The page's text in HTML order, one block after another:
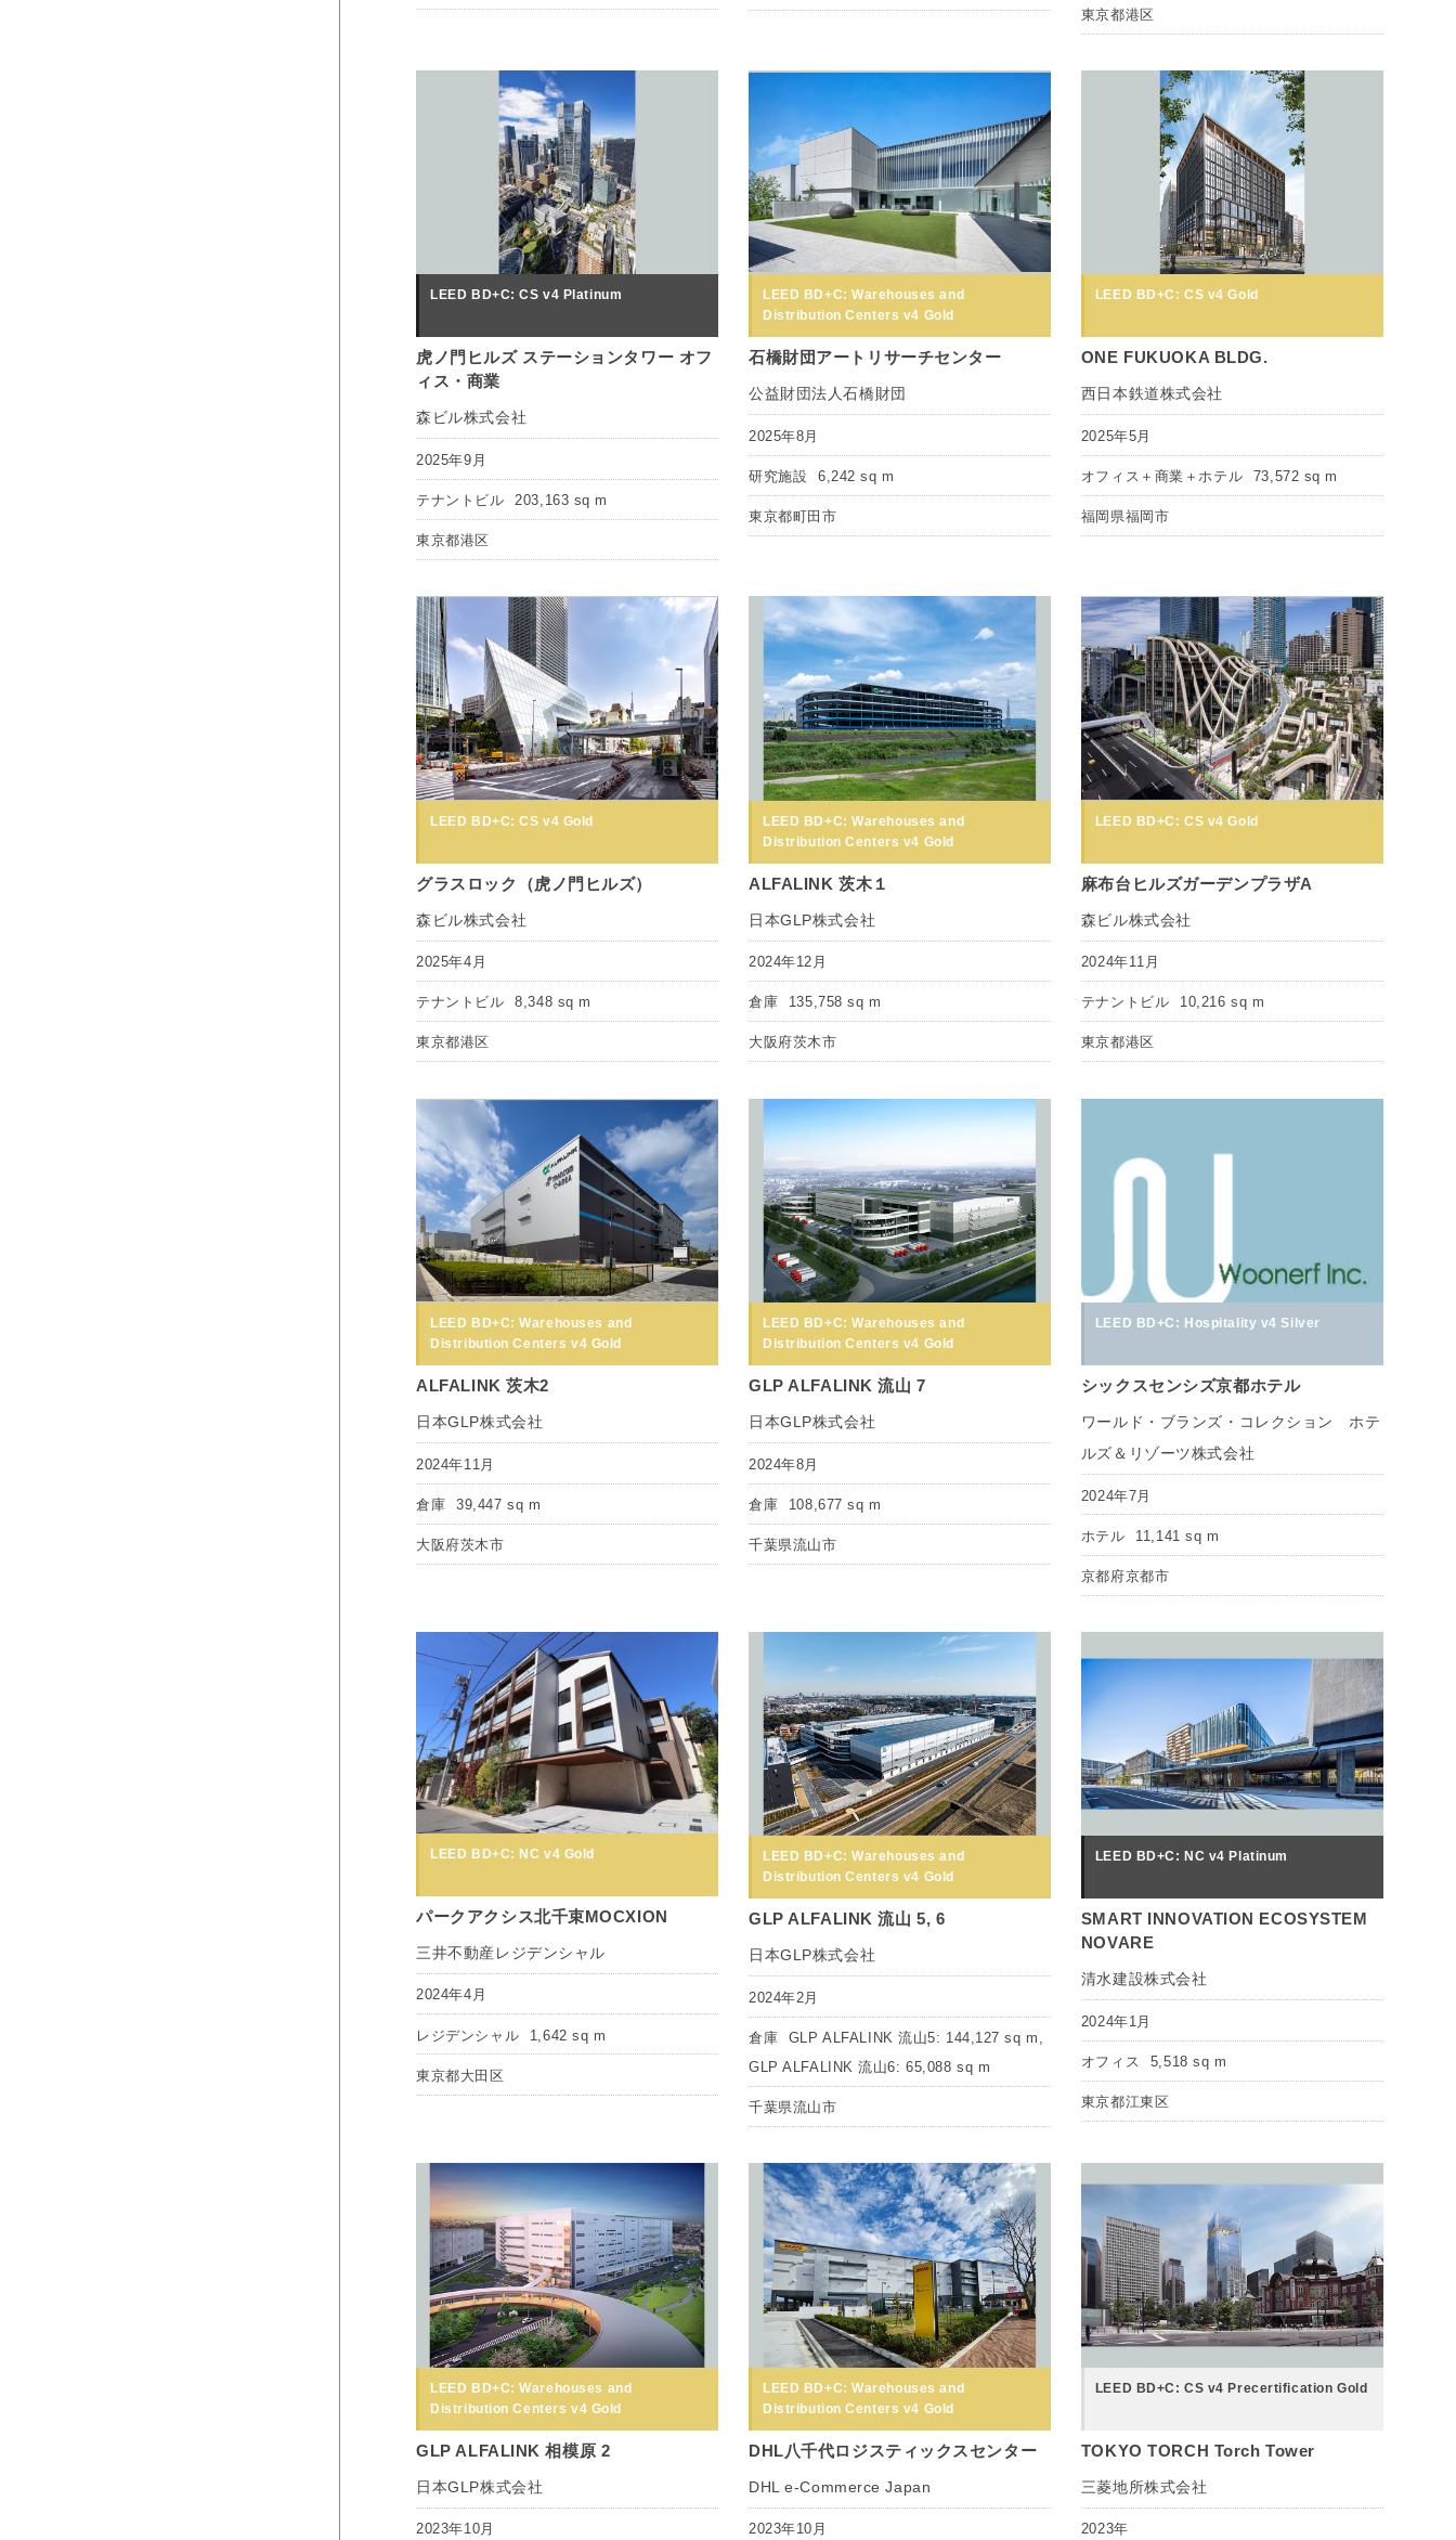
東京都港区
LEED BD+C: CS v4 Platinum
虎ノ門ヒルズ ステーションタワー オフ
ィス・商業
森ビル株式会社
2025年9月
テナントビル 203,163 sq m
東京都港区
LEED BD+C: Warehouses and
Distribution Centers v4 Gold
石橋財団アートリサーチセンター
公益財団法人石橋財団
2025年8月
研究施設 6,242 sq m
東京都町田市
LEED BD+C: CS v4 Gold
ONE FUKUOKA BLDG.
西日本鉄道株式会社
2025年5月
オフィス＋商業＋ホテル 73,572 sq m
福岡県福岡市
LEED BD+C: CS v4 Gold
グラスロック（虎ノ門ヒルズ）
森ビル株式会社
2025年4月
テナントビル 8,348 sq m
東京都港区
LEED BD+C: Warehouses and
Distribution Centers v4 Gold
ALFALINK 茨木１
日本GLP株式会社
2024年12月
倉庫 135,758 sq m
大阪府茨木市
LEED BD+C: CS v4 Gold
麻布台ヒルズガーデンプラザA
森ビル株式会社
2024年11月
テナントビル 10,216 sq m
東京都港区
LEED BD+C: Warehouses and
Distribution Centers v4 Gold
ALFALINK 茨木2
日本GLP株式会社
2024年11月
倉庫 39,447 sq m
大阪府茨木市
LEED BD+C: Warehouses and
Distribution Centers v4 Gold
GLP ALFALINK 流山 7
日本GLP株式会社
2024年8月
倉庫 108,677 sq m
千葉県流山市
LEED BD+C: Hospitality v4 Silver
シックスセンシズ京都ホテル
ワールド・ブランズ・コレクション ホテ
ルズ＆リゾーツ株式会社
2024年7月
ホテル 11,141 sq m
京都府京都市
LEED BD+C: NC v4 Gold
パークアクシス北千束MOCXION
三井不動産レジデンシャル
2024年4月
レジデンシャル 1,642 sq m
東京都大田区
LEED BD+C: Warehouses and
Distribution Centers v4 Gold
GLP ALFALINK 流山 5, 6
日本GLP株式会社
2024年2月
倉庫
GLP ALFALINK 流山5: 144,127 sq m,
GLP ALFALINK 流山6: 65,088 sq m
千葉県流山市
LEED BD+C: NC v4 Platinum
SMART INNOVATION ECOSYSTEM
NOVARE
清水建設株式会社
2024年1月
オフィス 5,518 sq m
東京都江東区
LEED BD+C: Warehouses and
Distribution Centers v4 Gold
GLP ALFALINK 相模原 2
日本GLP株式会社
2023年10月
LEED BD+C: Warehouses and
Distribution Centers v4 Gold
DHL八千代ロジスティックスセンター
DHL e-Commerce Japan
2023年10月
LEED BD+C: CS v4 Precertification Gold
TOKYO TORCH Torch Tower
三菱地所株式会社
2023年